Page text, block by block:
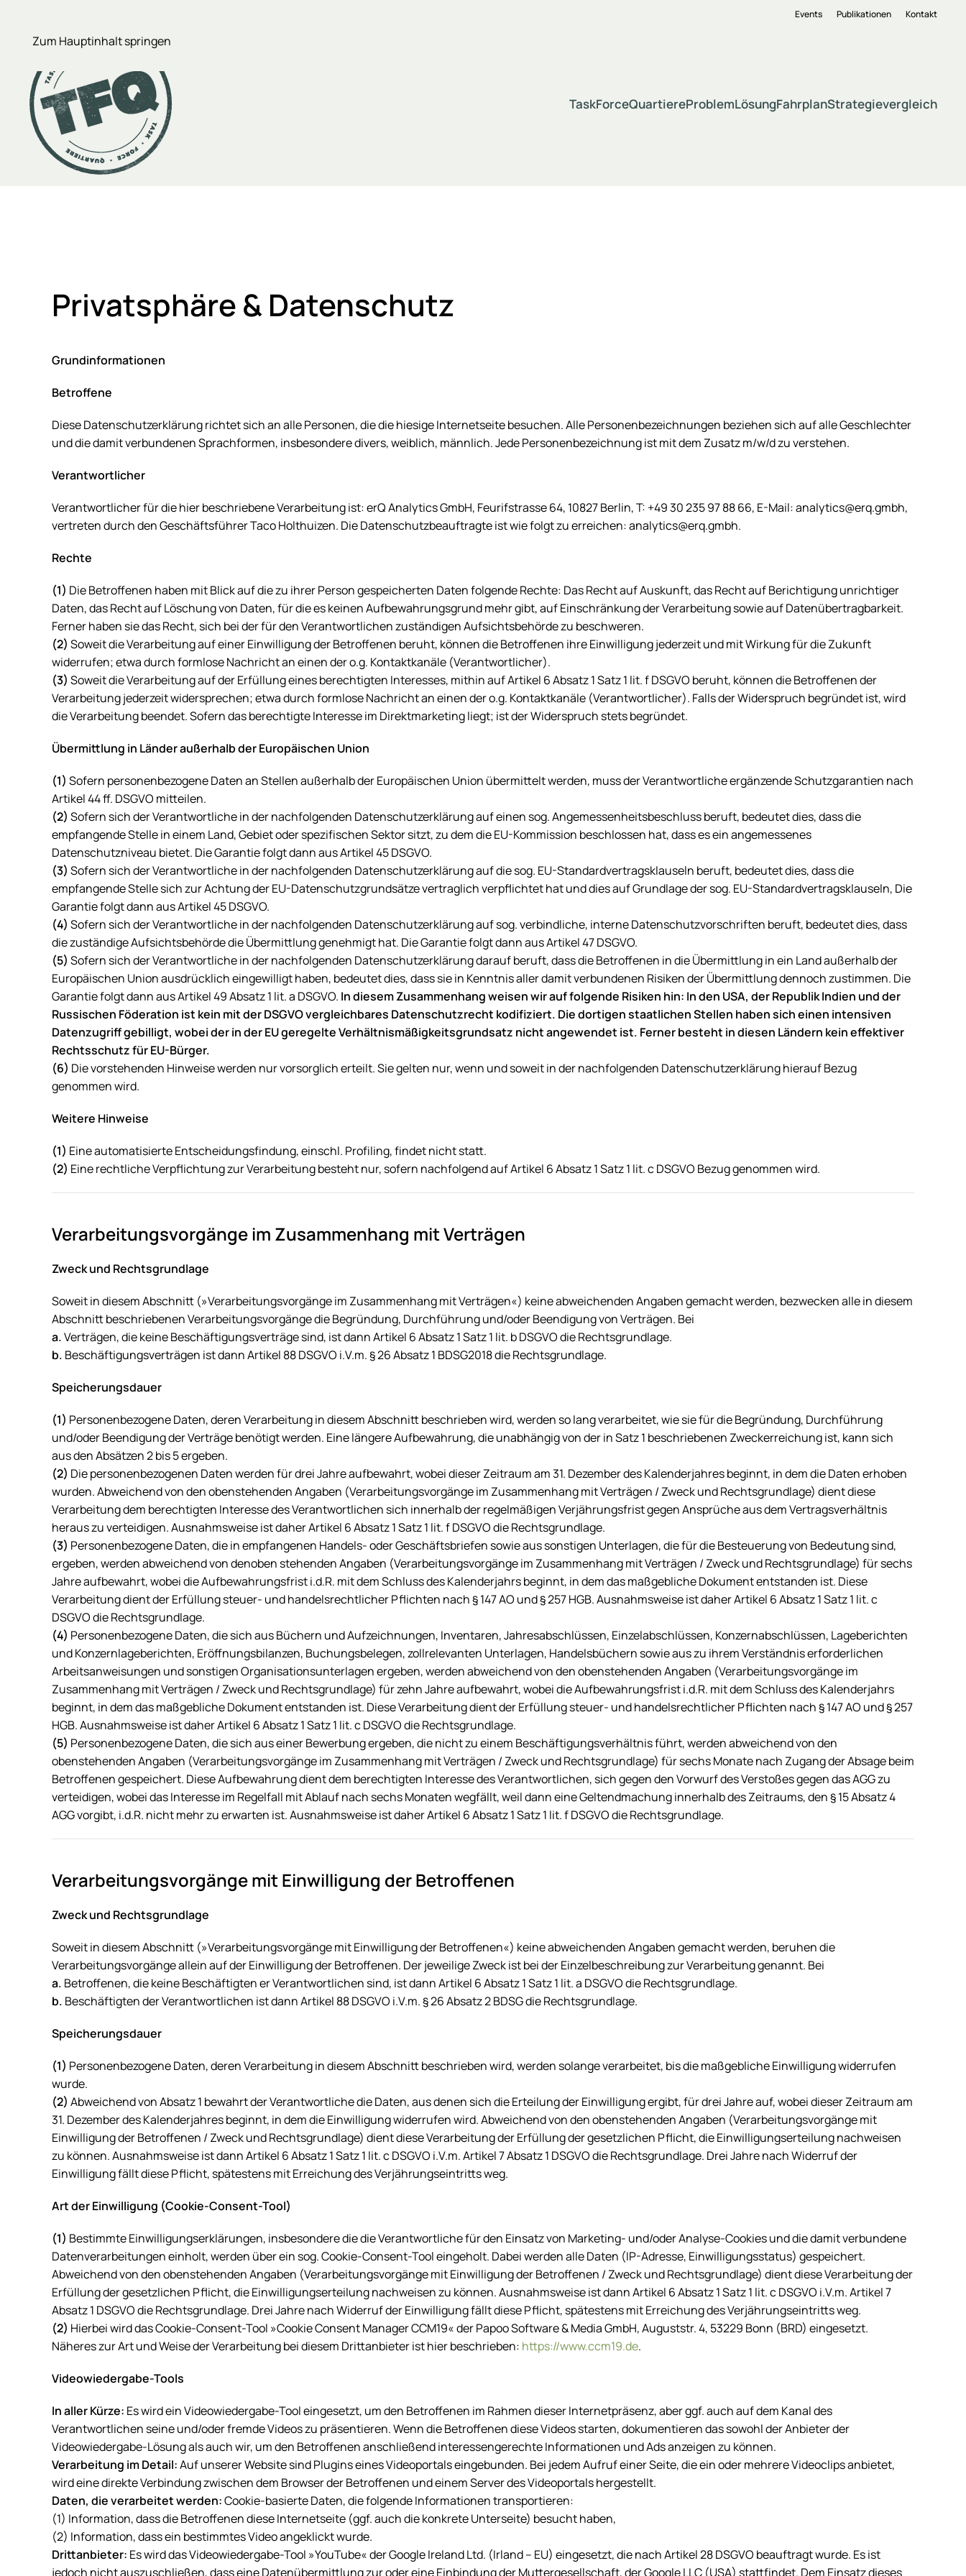
Zum Hauptinhalt springen
Events Publikationen Kontakt
TaskForceQuartiereProblemLösungFahrplanStrategievergleich
Privatsphäre & Datenschutz
Grundinformationen
Betroffene
Diese Datenschutzerklärung richtet sich an alle Personen, die die hiesige Internetseite besuchen. Alle Personenbezeichnungen beziehen sich auf alle Geschlechter
und die damit verbundenen Sprachformen, insbesondere divers, weiblich, männlich. Jede Personenbezeichnung ist mit dem Zusatz m/w/d zu verstehen.
Verantwortlicher
Verantwortlicher für die hier beschriebene Verarbeitung ist: erQ Analytics GmbH, Feurifstrasse 64, 10827 Berlin, T: +49 30 235 97 88 66, E-Mail: analytics@erq.gmbh,
vertreten durch den GeschäftsführerTaco Holthuizen. Die Datenschutzbeauftragte ist wie folgt zu erreichen: analytics@erq.gmbh.
Rechte
(1) Die Betroffenen haben mit Blick auf die zu ihrer Person gespeicherten Daten folgende Rechte: Das Recht auf Auskunft, das Recht auf Berichtigung unrichtiger
Daten, das Recht auf Löschung von Daten, für die es keinen Aufbewahrungsgrund mehr gibt, auf Einschränkung der Verarbeitung sowie auf Datenübertragbarkeit.
Ferner haben sie das Recht, sich bei der für den Verantwortlichen zuständigen Aufsichtsbehörde zu beschweren.
(2) Soweit die Verarbeitung auf einer Einwilligung der Betroffenen beruht, können die Betroffenen ihre Einwilligung jederzeit und mit Wirkung für die Zukunft
widerrufen; etwa durch formlose Nachricht an einen der o.g. Kontaktkanäle (Verantwortlicher).
(3) Soweit die Verarbeitung auf der Erfüllung eines berechtigten Interesses, mithin auf Artikel 6 Absatz 1 Satz 1 lit. f DSGVO beruht, können die Betroffenen der
Verarbeitung jederzeit widersprechen; etwa durch formlose Nachricht an einen der o.g. Kontaktkanäle (Verantwortlicher). Falls der Widerspruch begründet ist, wird
die Verarbeitung beendet. Sofern das berechtigte Interesse im Direktmarketing liegt; ist der Widerspruch stets begründet.
Übermittlung in Länder außerhalb der Europäischen Union
(1) Sofern personenbezogene Daten an Stellen außerhalb der Europäischen Union übermittelt werden, muss der Verantwortliche ergänzende Schutzgarantien nach
Artikel 44 ff. DSGVO mitteilen.
(2) Sofern sich der Verantwortliche in der nachfolgenden Datenschutzerklärung auf einen sog. Angemessenheitsbeschluss beruft, bedeutet dies, dass die
empfangende Stelle in einem Land, Gebiet oder spezifischen Sektor sitzt, zu dem die EU-Kommission beschlossen hat, dass es ein angemessenes
Datenschutzniveau bietet. Die Garantie folgt dann aus Artikel 45 DSGVO.
(3) Sofern sich der Verantwortliche in der nachfolgenden Datenschutzerklärung auf die sog. EU-Standardvertragsklauseln beruft, bedeutet dies, dass die
empfangende Stelle sich zur Achtung der EU-Datenschutzgrundsätze vertraglich verpflichtet hat und dies auf Grundlage der sog. EU-Standardvertragsklauseln, Die
Garantie folgt dann aus Artikel 45 DSGVO.
(4) Sofern sich der Verantwortliche in der nachfolgenden Datenschutzerklärung auf sog. verbindliche, interne Datenschutzvorschriften beruft, bedeutet dies, dass
die zuständige Aufsichtsbehörde die Übermittlung genehmigt hat. Die Garantie folgt dann aus Artikel 47 DSGVO.
(5) Sofern sich der Verantwortliche in der nachfolgenden Datenschutzerklärung darauf beruft, dass die Betroffenen in die Übermittlung in ein Land außerhalb der
Europäischen Union ausdrücklich eingewilligt haben, bedeutet dies, dass sie in Kenntnis aller damit verbundenen Risiken der Übermittlung dennoch zustimmen. Die
Garantie folgt dann aus Artikel 49 Absatz 1 lit. a DSGVO. In diesem Zusammenhang weisen wir auf folgende Risiken hin: In den USA, der Republik Indien und der
Russischen Föderation ist kein mit der DSGVO vergleichbares Datenschutzrecht kodifiziert. Die dortigen staatlichen Stellen haben sich einen intensiven
Datenzugriff gebilligt, wobei der in der EU geregelte Verhältnismäßigkeitsgrundsatz nicht angewendet ist. Ferner besteht in diesen Ländern kein effektiver
Rechtsschutz für EU-Bürger.
(6) Die vorstehenden Hinweise werden nur vorsorglich erteilt. Sie gelten nur, wenn und soweit in der nachfolgenden Datenschutzerklärung hierauf Bezug
genommen wird.
Weitere Hinweise
(1) Eine automatisierte Entscheidungsfindung, einschl. Profiling, findet nicht statt.
(2) Eine rechtliche Verpflichtung zur Verarbeitung besteht nur, sofern nachfolgend auf Artikel 6 Absatz 1 Satz 1 lit. c DSGVO Bezug genommen wird.
Verarbeitungsvorgänge im Zusammenhang mit Verträgen
Zweck und Rechtsgrundlage
Soweit in diesem Abschnitt (»Verarbeitungsvorgänge im Zusammenhang mit Verträgen«) keine abweichenden Angaben gemacht werden, bezwecken alle in diesem
Abschnitt beschriebenen Verarbeitungsvorgänge die Begründung, Durchführung und/oder Beendigung von Verträgen. Bei
a.Verträgen, die keine Beschäftigungsverträge sind, ist dann Artikel 6 Absatz 1 Satz 1 lit. b DSGVO die Rechtsgrundlage.
b. Beschäftigungsverträgen ist dann Artikel 88 DSGVO i.V.m. § 26 Absatz 1 BDSG2018 die Rechtsgrundlage.
Speicherungsdauer
(1) Personenbezogene Daten, deren Verarbeitung in diesem Abschnitt beschrieben wird, werden so lang verarbeitet, wie sie für die Begründung, Durchführung
und/oder Beendigung der Verträge benötigt werden. Eine längere Aufbewahrung, die unabhängig von der in Satz 1 beschriebenen Zweckerreichung ist, kann sich
aus den Absätzen 2 bis 5 ergeben.
(2) Die personenbezogenen Daten werden für drei Jahre aufbewahrt, wobei dieser Zeitraum am 31. Dezember des Kalenderjahres beginnt, in dem die Daten erhoben
wurden. Abweichend von den obenstehenden Angaben (Verarbeitungsvorgänge im Zusammenhang mit Verträgen / Zweck und Rechtsgrundlage) dient diese
Verarbeitung dem berechtigten Interesse des Verantwortlichen sich innerhalb der regelmäßigen Verjährungsfrist gegen Ansprüche aus dem Vertragsverhältnis
heraus zu verteidigen. Ausnahmsweise ist daher Artikel 6 Absatz 1 Satz 1 lit. f DSGVO die Rechtsgrundlage.
(3) Personenbezogene Daten, die in empfangenen Handels- oder Geschäftsbriefen sowie aus sonstigen Unterlagen, die für die Besteuerung von Bedeutung sind,
ergeben, werden abweichend von denoben stehenden Angaben (Verarbeitungsvorgänge im Zusammenhang mit Verträgen / Zweck und Rechtsgrundlage) für sechs
Jahre aufbewahrt, wobei die Aufbewahrungsfrist i.d.R. mit dem Schluss des Kalenderjahrs beginnt, in dem das maßgebliche Dokument entstanden ist. Diese
Verarbeitung dient der Erfüllung steuer- und handelsrechtlicher Pflichten nach § 147 AO und § 257 HGB. Ausnahmsweise ist daher Artikel 6 Absatz 1 Satz 1 lit. c
DSGVO die Rechtsgrundlage.
(4) Personenbezogene Daten, die sich aus Büchern und Aufzeichnungen, Inventaren, Jahresabschlüssen, Einzelabschlüssen, Konzernabschlüssen, Lageberichten
und Konzernlageberichten, Eröffnungsbilanzen, Buchungsbelegen, zollrelevanten Unterlagen, Handelsbüchern sowie aus zu ihrem Verständnis erforderlichen
Arbeitsanweisungen und sonstigen Organisationsunterlagen ergeben, werden abweichend von den obenstehenden Angaben (Verarbeitungsvorgänge im
Zusammenhang mit Verträgen / Zweck und Rechtsgrundlage) für zehn Jahre aufbewahrt, wobei die Aufbewahrungsfrist i.d.R. mit dem Schluss des Kalenderjahrs
beginnt, in dem das maßgebliche Dokument entstanden ist. Diese Verarbeitung dient der Erfüllung steuer- und handelsrechtlicher Pflichten nach § 147 AO und § 257
HGB. Ausnahmsweise ist daher Artikel 6 Absatz 1 Satz 1 lit. c DSGVO die Rechtsgrundlage.
(5) Personenbezogene Daten, die sich aus einer Bewerbung ergeben, die nicht zu einem Beschäftigungsverhältnis führt, werden abweichend von den
obenstehenden Angaben (Verarbeitungsvorgänge im Zusammenhang mit Verträgen / Zweck und Rechtsgrundlage) für sechs Monate nach Zugang der Absage beim
Betroffenen gespeichert. Diese Aufbewahrung dient dem berechtigten Interesse des Verantwortlichen, sich gegen den Vorwurf des Verstoßes gegen das AGG zu
verteidigen, wobei das Interesse im Regelfall mit Ablauf nach sechs Monaten wegfällt, weil dann eine Geltendmachung innerhalb des Zeitraums, den § 15 Absatz 4
AGG vorgibt, i.d.R. nicht mehr zu erwarten ist. Ausnahmsweise ist daher Artikel 6 Absatz 1 Satz 1 lit. f DSGVO die Rechtsgrundlage.
Verarbeitungsvorgänge mit Einwilligung der Betroffenen
Zweck und Rechtsgrundlage
Soweit in diesem Abschnitt (»Verarbeitungsvorgänge mit Einwilligung der Betroffenen«) keine abweichenden Angaben gemacht werden, beruhen die
Verarbeitungsvorgänge allein auf der Einwilligung der Betroffenen. Der jeweilige Zweck ist bei der Einzelbeschreibung zur Verarbeitung genannt. Bei
a. Betroffenen, die keine Beschäftigten er Verantwortlichen sind, ist dann Artikel 6 Absatz 1 Satz 1 lit. a DSGVO die Rechtsgrundlage.
b. Beschäftigten der Verantwortlichen ist dann Artikel 88 DSGVO i.V.m. § 26 Absatz 2 BDSG die Rechtsgrundlage.
Speicherungsdauer
(1) Personenbezogene Daten, deren Verarbeitung in diesem Abschnitt beschrieben wird, werden solange verarbeitet, bis die maßgebliche Einwilligung widerrufen
wurde.
(2) Abweichend von Absatz 1 bewahrt der Verantwortliche die Daten, aus denen sich die Erteilung der Einwilligung ergibt, für drei Jahre auf, wobei dieser Zeitraum am
31. Dezember des Kalenderjahres beginnt, in dem die Einwilligung widerrufen wird. Abweichend von den obenstehenden Angaben (Verarbeitungsvorgänge mit
Einwilligung der Betroffenen / Zweck und Rechtsgrundlage) dient diese Verarbeitung der Erfüllung der gesetzlichen Pflicht, die Einwilligungserteilung nachweisen
zu können. Ausnahmsweise ist dann Artikel 6 Absatz 1 Satz 1 lit. c DSGVO i.V.m. Artikel 7 Absatz 1 DSGVO die Rechtsgrundlage. Drei Jahre nach Widerruf der
Einwilligung fällt diese Pflicht, spätestens mit Erreichung des Verjährungseintritts weg.
Art der Einwilligung (Cookie-Consent-Tool)
(1) Bestimmte Einwilligungserklärungen, insbesondere die die Verantwortliche für den Einsatz von Marketing- und/oder Analyse-Cookies und die damit verbundene
Datenverarbeitungen einholt, werden über ein sog. Cookie-Consent-Tool eingeholt. Dabei werden alle Daten (IP-Adresse, Einwilligungsstatus) gespeichert.
Abweichend von den obenstehenden Angaben (Verarbeitungsvorgänge mit Einwilligung der Betroffenen / Zweck und Rechtsgrundlage) dient diese Verarbeitung der
Erfüllung der gesetzlichen Pflicht, die Einwilligungserteilung nachweisen zu können. Ausnahmsweise ist dann Artikel 6 Absatz 1 Satz 1 lit. c DSGVO i.V.m. Artikel 7
Absatz 1 DSGVO die Rechtsgrundlage. Drei Jahre nach Widerruf der Einwilligung fällt diese Pflicht, spätestens mit Erreichung des Verjährungseintritts weg.
(2) Hierbei wird das Cookie-Consent-Tool »Cookie Consent Manager CCM19« derPapoo Software & Media GmbH,Auguststr. 4, 53229 Bonn (BRD) eingesetzt.
Näheres zur Art und Weise der Verarbeitung bei diesem Drittanbieter ist hier beschrieben: https://www.ccm19.de.
Videowiedergabe-Tools
In aller Kürze: Es wird ein Videowiedergabe-Tool eingesetzt, um den Betroffenen im Rahmen dieser Internetpräsenz, aber ggf. auch auf dem Kanal des
Verantwortlichen seine und/oder fremde Videos zu präsentieren. Wenn die Betroffenen diese Videos starten, dokumentieren das sowohl der Anbieter der
Videowiedergabe-Lösung als auch wir, um den Betroffenen anschließend interessengerechte Informationen und Ads anzeigen zu können.
Verarbeitung im Detail:Auf unserer Website sind Plugins eines Videoportals eingebunden. Bei jedem Aufruf einer Seite, die ein oder mehrere Videoclips anbietet,
wird eine direkte Verbindung zwischen dem Browser der Betroffenen und einem Server des Videoportals hergestellt.
Daten, die verarbeitet werden:Cookie-basierte Daten, die folgende Informationen transportieren:
(1) Information, dass die Betroffenen diese Internetseite (ggf. auch die konkrete Unterseite) besucht haben,
(2) Information, dass ein bestimmtes Video angeklickt wurde.
Drittanbieter: Es wird das Videowiedergabe-Tool »YouTube« der Google Ireland Ltd. (Irland – EU) eingesetzt, die nach Artikel 28 DSGVO beauftragt wurde. Es ist
jedoch nicht auszuschließen, dass eine Datenübermittlung zur oder eine Einbindung der Muttergesellschaft, der Google LLC (USA) stattfindet. Dem Einsatz dieses